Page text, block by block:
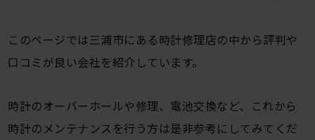
このページでは三浦市にある時計修理店の中から評判や
口コミが良い会社を紹介しています。
時計のオーバーホールや修理、電池交換など、これから
時計のメンテナンスを行う方は是非参考にしてみてくだ